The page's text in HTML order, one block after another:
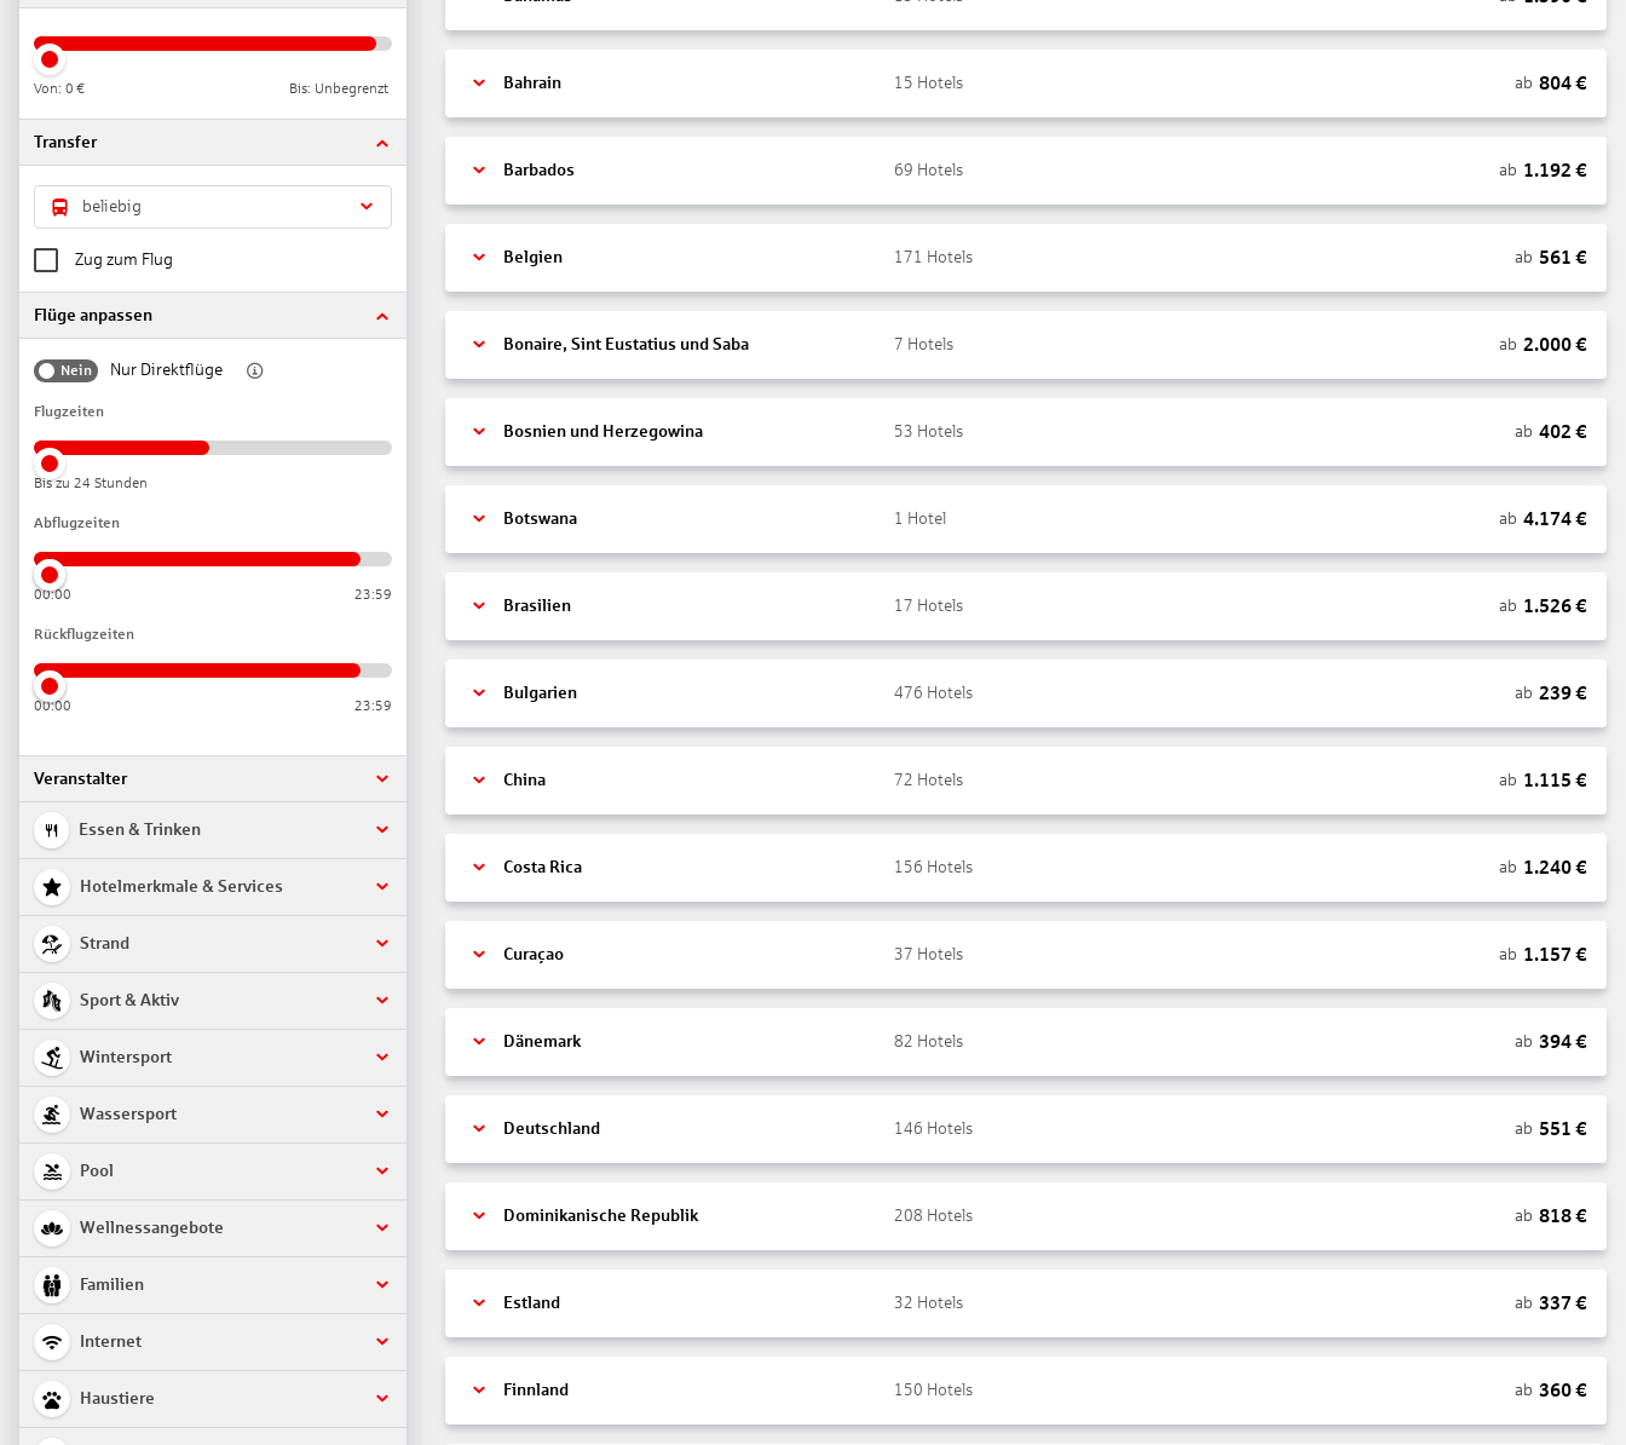
Von: 0 € Bis: Unbegrenzt
Transfer
beliebig
Zug zum Flug
Flüge anpassen
Nein Nur Direktflüge
Flugzeiten
Bis zu 24 Stunden
Abflugzeiten
00:00 23:59
Rückflugzeiten
00:00 23:59
Veranstalter
Essen & Trinken
Hotelmerkmale & Services
Strand
Sport & Aktiv
Wintersport
Wassersport
Pool
Wellnessangebote
Familien
Internet
Haustiere
Bahrain 15 Hotels ab 804€
Barbados 69 Hotels ab 1.192 €
Belgien 171 Hotels ab 561 €
Bonaire, Sint Eustatius und Saba 7 Hotels ab 2.000€
Bosnien und Herzegowina 53 Hotels ab 402 €
Botswana 1 Hotel ab 4.174€
Brasilien 17 Hotels ab 1.526€
Bulgarien 476 Hotels ab 239€
China 72 Hotels ab 1.115 €
Costa Rica 156 Hotels ab 1.240€
Curaçao 37 Hotels ab 1.157 €
Dänemark 82 Hotels ab 394€
Deutschland 146 Hotels ab 551 €
Dominikanische Republik 208 Hotels ab 818€
Estland 32 Hotels ab 337 €
Finnland 150 Hotels ab 360€